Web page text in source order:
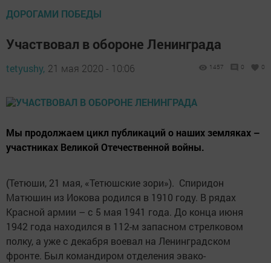
ДОРОГАМИ ПОБЕДЫ
Участвовал в обороне Ленинграда
tetyushy, 21 мая 2020 - 10:06 1457 0 0
Мы продолжаем цикл публикаций о наших земляках –
участниках Великой Отечественной войны.
(Тетюши, 21 мая, «Тетюшские зори»). Спиридон
Матюшин из Иокова родился в 1910 году. В рядах
Красной армии – с 5 мая 1941 года. До конца июня
1942 года находился в 112-м запасном стрелковом
полку, а уже с декабря воевал на Ленинградском
фронте. Был командиром отделения эвако-